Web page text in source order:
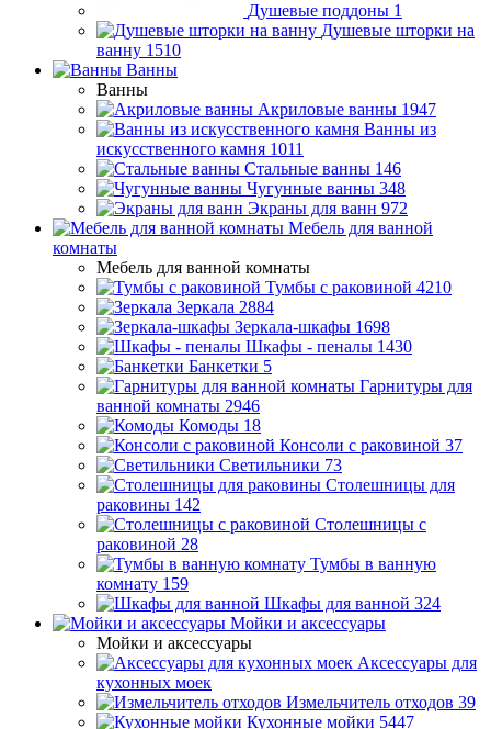
Душевые поддоны 1
Душевые шторки на
ванну 1510
Ванны
Ванны
Акриловые ванны 1947
Ванны из
искусственного камня 1011
Стальные ванны 146
Чугунные ванны 348
Экраны для ванн 972
Мебель для ванной
комнаты
Мебель для ванной комнаты
Тумбы с раковиной 4210
Зеркала 2884
Зеркала-шкафы 1698
Шкафы - пеналы 1430
Банкетки 5
Гарнитуры для
ванной комнаты 2946
Комоды 18
Консоли с раковиной 37
Светильники 73
Столешницы для
раковины 142
Столешницы с
раковиной 28
Тумбы в ванную
комнату 159
Шкафы для ванной 324
Мойки и аксессуары
Мойки и аксессуары
Аксессуары для
кухонных моек
Измельчитель отходов 39
Кухонные мойки 5447